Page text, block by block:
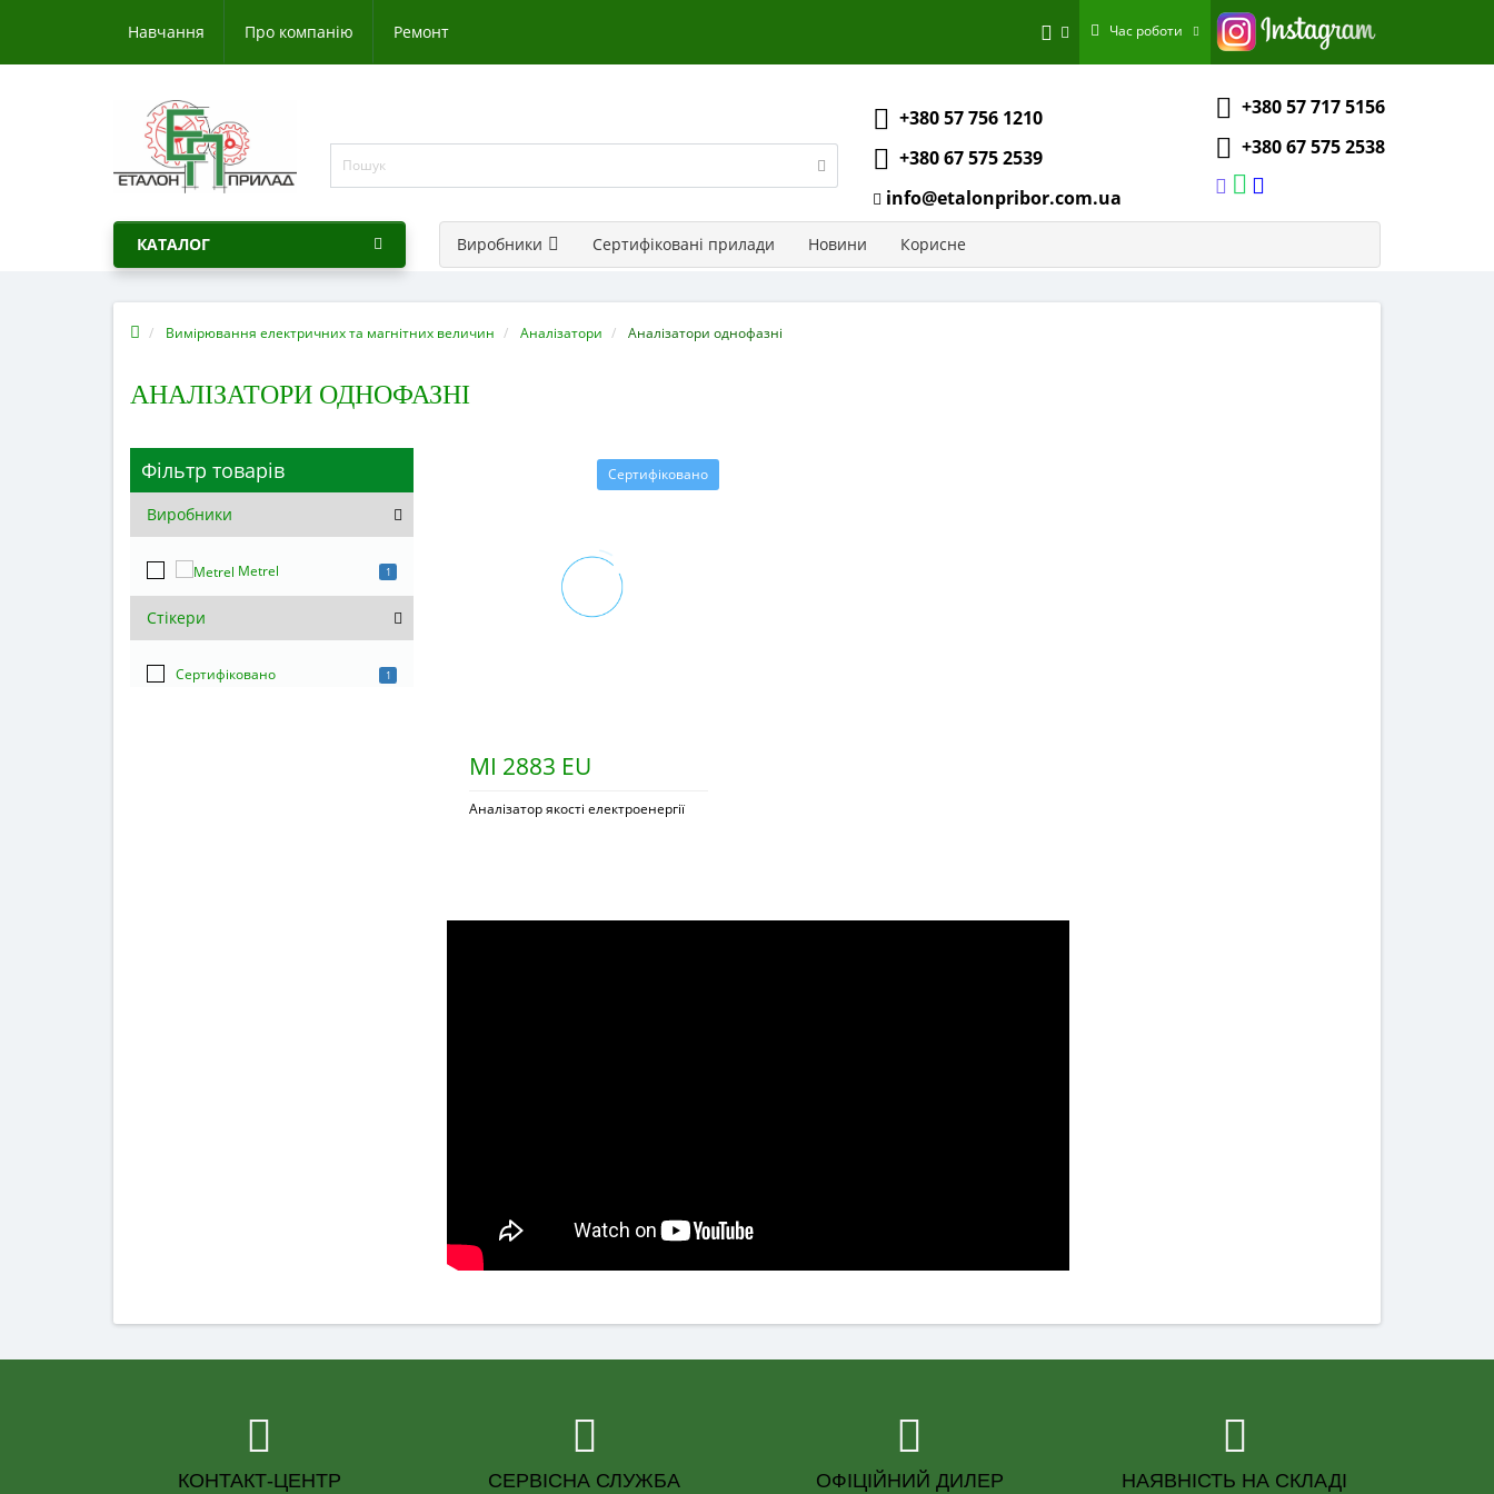
Навчання Про компанію Ремонт Час роботи
+380 57 756 1210
+380 67 575 2539
info@etalonpribor.com.ua
+380 57 717 5156
+380 67 575 2538
КАТАЛОГ Виробники Сертифіковані прилади Новини Корисне
Вимірювання електричних та магнітних величин Аналізатори Аналізатори однофазні
АНАЛІЗАТОРИ ОДНОФАЗНІ
Фільтр товарів
Виробники
Metrel 1
Стікери
Сертифіковано 1
Сертифіковано
MI 2883 EU
Аналізатор якості електроенергії
КОНТАКТ-ЦЕНТР СЕРВІСНА СЛУЖБА ОФІЦІЙНИЙ ДИЛЕР НАЯВНІСТЬ НА СКЛАДІ